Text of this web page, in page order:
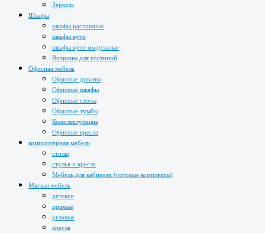
Зеркала
Шкафы
шкафы распашные
шкафы купе
шкафы купе модульные
Витрины для гостиной
Офисная мебель
Офисные диваны
Офисные шкафы
Офисные столы
Офисные тумбы
Комплектующие
Офисные кресла
компьютерная мебель
столы
стулья и кресла
Мебель для кабинета (готовые комплекты)
Мягкая мебель
детские
прямые
угловые
кресла